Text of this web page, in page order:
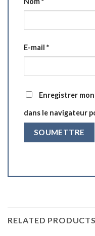
E-mail *
Enregistrer
dans le navigateur
RELATED PRODUCTS